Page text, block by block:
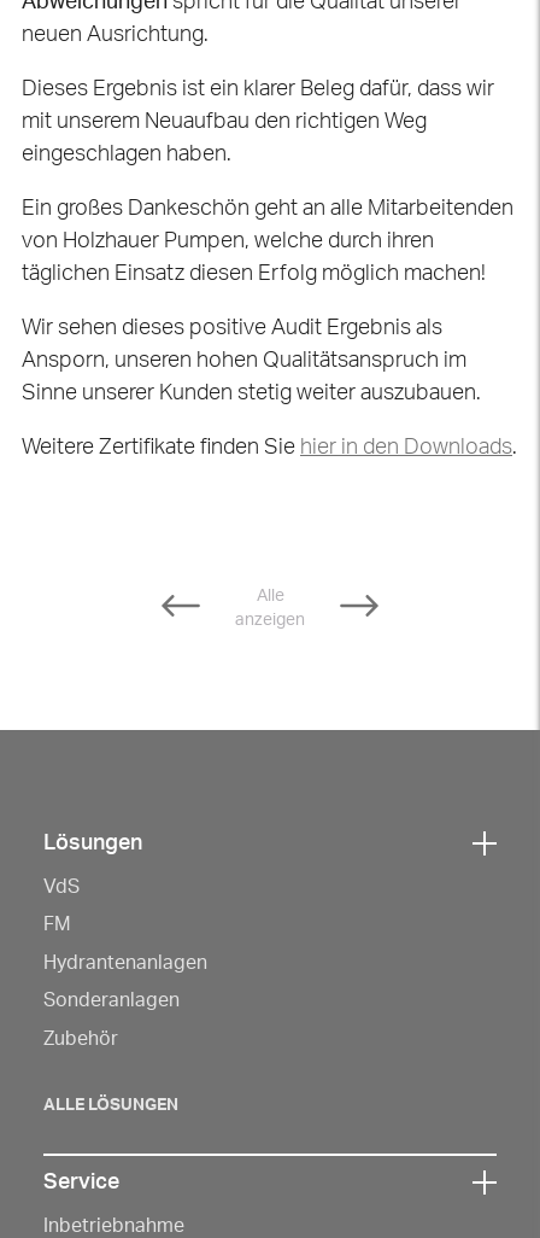
neuen Ausrichtung.
Dieses Ergebnis ist ein klarer Beleg dafür, dass wir
mit unserem Neuaufbau den richtigen Weg
eingeschlagen haben.
Ein großes Dankeschön geht an alle Mitarbeitenden
von Holzhauer Pumpen, welche durch ihren
täglichen Einsatz diesen Erfolg möglich machen!
Wir sehen dieses positive Audit Ergebnis als
Ansporn, unseren hohen Qualitätsanspruch im
Sinne unserer Kunden stetig weiter auszubauen.
Weitere Zertifikate finden Sie hier in den Downloads.
Alle
anzeigen
Klicken
Sie
hier,
um
die
Lösungen
VdS
FM
Hydrantenanlagen
Sonderanlagen
Zubehör
ALLE LÖSUNGEN
Sie
Service
Inbetriebnahme